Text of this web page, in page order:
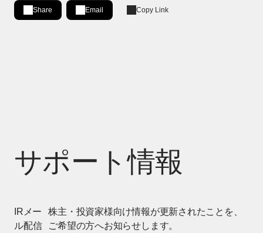
Share
Share on LinkedIn
[Open in new window]
Email Copy Link
サポート情報
IRメー
ル配信
株主・投資家様向け情報が更新されたことを、
ご希望の方へお知らせします。